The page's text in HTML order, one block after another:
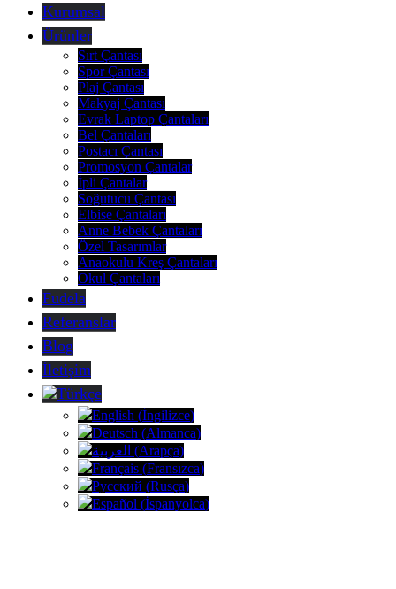
Kurumsal
Ürünler
Sırt Çantası
Spor Çantası
Plaj Çantası
Makyaj Çantası
Evrak Laptop Çantaları
Bel Çantaları
Postacı Çantası
Promosyon Çantalar
İpli Çantalar
Soğutucu Çantası
Elbise Çantaları
Anne Bebek Çantaları
Özel Tasarımlar
Anaokulu Kreş Çantaları
Okul Çantaları
Fudela
Referanslar
Blog
İletişim
Türkçe
English (İngilizce)
Deutsch (Almanca)
العربية (Arapça)
Français (Fransızca)
Русский (Rusça)
Español (İspanyolca)